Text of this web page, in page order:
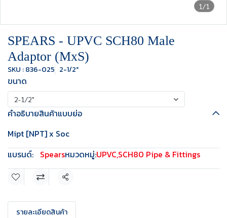
1/1
SPEARS - UPVC SCH80 Male
Adaptor (MxS)
SKU : 836-025 2-1/2"
ขนาด
2-1/2"
คำอธิบายสินค้าแบบย่อ
Mipt [NPT] x Soc
แบรนด์: Spearsหมวดหมู่:UPVC,SCH80 Pipe & Fittings
แชร์
รายละเอียดสินค้า